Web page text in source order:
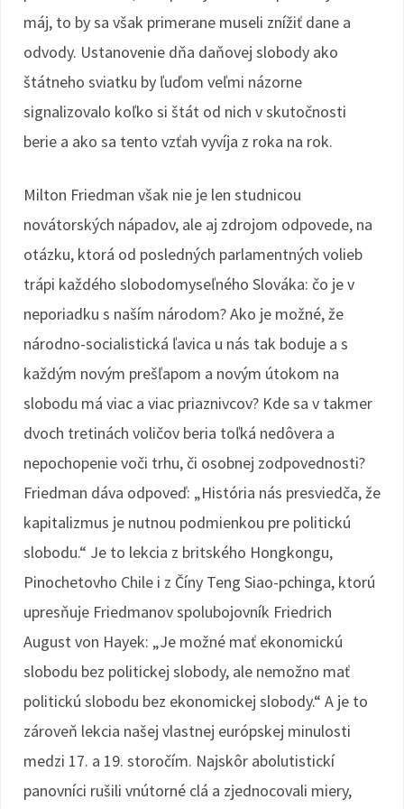
máj, to by sa však primerane museli znížiť dane a
odvody. Ustanovenie dňa daňovej slobody ako
štátneho sviatku by ľuďom veľmi názorne
signalizovalo koľko si štát od nich v skutočnosti
berie a ako sa tento vzťah vyvíja z roka na rok.
Milton Friedman však nie je len studnicou
novátorských nápadov, ale aj zdrojom odpovede, na
otázku, ktorá od posledných parlamentných volieb
trápi každého slobodomyseľného Slováka: čo je v
neporiadku s naším národom? Ako je možné, že
národno-socialistická ľavica u nás tak boduje a s
každým novým prešľapom a novým útokom na
slobodu má viac a viac priaznivcov? Kde sa v takmer
dvoch tretinách voličov beria toľká nedôvera a
nepochopenie voči trhu, či osobnej zodpovednosti?
Friedman dáva odpoveď: „História nás presviedča, že
kapitalizmus je nutnou podmienkou pre politickú
slobodu.“ Je to lekcia z britského Hongkongu,
Pinochetovho Chile i z Číny Teng Siao-pchinga, ktorú
upresňuje Friedmanov spolubojovník Friedrich
August von Hayek: „Je možné mať ekonomickú
slobodu bez politickej slobody, ale nemožno mať
politickú slobodu bez ekonomickej slobody.“ A je to
zároveň lekcia našej vlastnej európskej minulosti
medzi 17. a 19. storočím. Najskôr abolutistickí
panovníci rušili vnútorné clá a zjednocovali miery,